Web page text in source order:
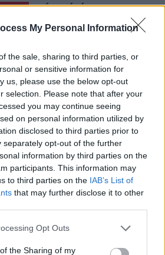
My Personal Information
the sale, sharing to third parties, or
or sensitive information for
us, please use the below opt-out
selection. Please note that after your
you may continue seeing
on personal information utilized by
disclosed to third parties prior to
separately opt-out of the further
information by third parties on the
participants. This information may
to third parties on the IAB’s List of
that may further disclose it to other
app uses one or more Google
or usage behaviour. You may click to
Opt Outs
the Sharing of my
08. 05.
EZÉRT PÁRÁSODIK BE
ÁLLANDÓAN AZ ABLAK – EGYSZERŰBB
MEGOLDÁS, MINT GONDOLNÁD
ÉS NEM SZÓDABIKARBÓNÁVAL:
A VÍZKÖVES CSAP
A MONDATOT HASZNÁLOD, AZ
INTELLIGENCIÁRA UTALHAT
TÁROLJÁK A GYÓGYSZEREIKET –
A HATÁSUK
JELEKRE FIGYELJ